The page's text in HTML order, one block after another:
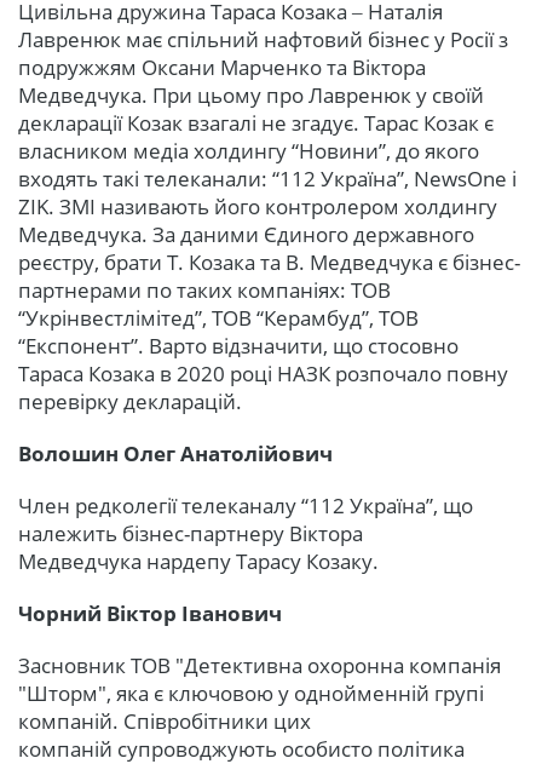
Цивільна дружина Тараса Козака ‒ Наталія
Лавренюк має спільний нафтовий бізнес у Росії з
подружжям Оксани Марченко та Віктора
Медведчука. При цьому про Лавренюк у своїй
декларації Козак взагалі не згадує. Тарас Козак є
власником медіа холдингу “Новини”, до якого
входять такі телеканали: “112 Україна”, NewsOne і
ZIK. ЗМІ називають його контролером холдингу
Медведчука. За даними Єдиного державного
реєстру, брати Т. Козака та В. Медведчука є бізнес-
партнерами по таких компаніях: ТОВ
“Укрінвестлімітед”, ТОВ “Керамбуд”, ТОВ
“Експонент”. Варто відзначити, що стосовно
Тараса Козака в 2020 році НАЗК розпочало повну
перевірку декларацій.
Волошин Олег Анатолійович
Член редколегії телеканалу “112 Україна”, що
належить бізнес-партнеру Віктора
Медведчука нардепу Тарасу Козаку.
Чорний Віктор Іванович
Засновник ТОВ "Детективна охоронна компанія
"Шторм", яка є ключовою у однойменній групі
компаній. Співробітники цих
компаній супроводжують особисто політика